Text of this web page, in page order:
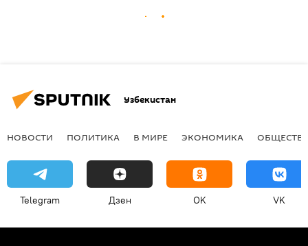
Узбекистан
НОВОСТИ ПОЛИТИКА В МИРЕ ЭКОНОМИКА
Telegram Дзен OK VK